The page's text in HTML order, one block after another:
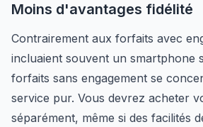
Moins d'avantages fidélité
Contrairement aux forfaits avec
incluaient souvent un smartphone
forfaits sans engagement se
service pur. Vous devrez acheter
séparément, même si des facilités